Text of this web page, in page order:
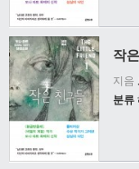
작
지음
분류